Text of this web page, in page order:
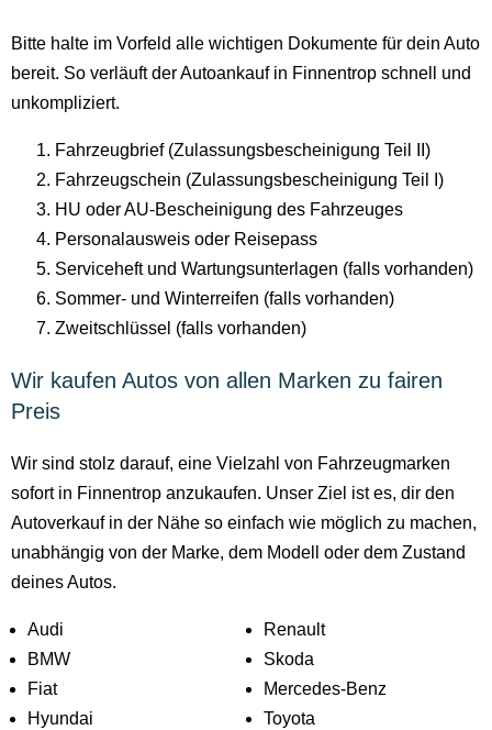
Bitte halte im Vorfeld alle wichtigen Dokumente für dein Auto
bereit. So verläuft der Autoankauf in Finnentrop schnell und
unkompliziert.
Fahrzeugbrief (Zulassungsbescheinigung Teil II)
Fahrzeugschein (Zulassungsbescheinigung Teil I)
HU oder AU-Bescheinigung des Fahrzeuges
Personalausweis oder Reisepass
Serviceheft und Wartungsunterlagen (falls vorhanden)
Sommer- und Winterreifen (falls vorhanden)
Zweitschlüssel (falls vorhanden)
Wir kaufen Autos von allen Marken zu fairen
Preis
Wir sind stolz darauf, eine Vielzahl von Fahrzeugmarken
sofort in Finnentrop anzukaufen. Unser Ziel ist es, dir den
Autoverkauf in der Nähe so einfach wie möglich zu machen,
unabhängig von der Marke, dem Modell oder dem Zustand
deines Autos.
Audi
BMW
Fiat
Hyundai
Renault
Skoda
Mercedes-Benz
Toyota